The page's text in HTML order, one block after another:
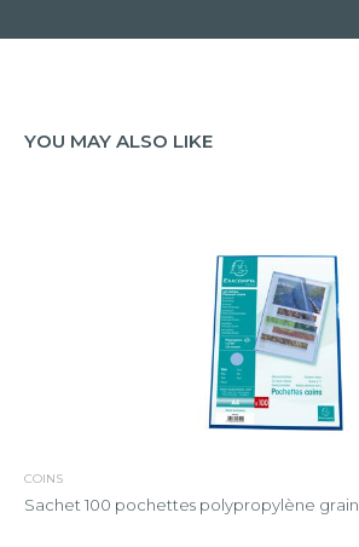
YOU MAY ALSO LIKE
COINS
Sachet 100 pochettes polypropylène